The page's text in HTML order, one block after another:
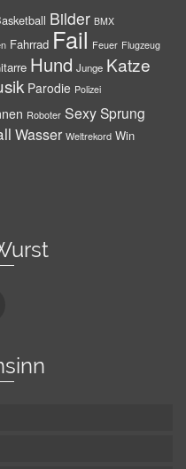
Bilder BMX
Fahrrad Fail Feuer Flugzeug
Hund Junge Katze
Parodie Polizei
Roboter SexySprung
Wasser Weltrekord Win